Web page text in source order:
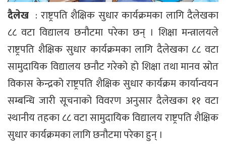
दैलेख : राष्ट्रपति शैक्षिक सुधार कार्यक्रमका लागि दैलेखका
८८ वटा विद्यालय छनौटमा परेका छन् । शिक्षा मन्त्रालयले
राष्ट्रपति शैक्षिक सुधार कार्यक्रमका लागि दैलेखका ८८ वटा
सामुदायिक विद्यालय छनौट गरेको हो शिक्षा तथा मानव स्रोत
विकास केन्द्रको राष्ट्रपति शैक्षिक सुधार कार्यक्रम कार्यान्वयन
सम्बन्धि जारी सूचनाको विवरण अनुसार दैलेखका ११ वटा
स्थानीय तहका ८८ वटा सामुदायिक विद्यालय राष्ट्रपति शैक्षिक
सुधार कार्यक्रमका लागि छनौटमा परेका हुन् ।